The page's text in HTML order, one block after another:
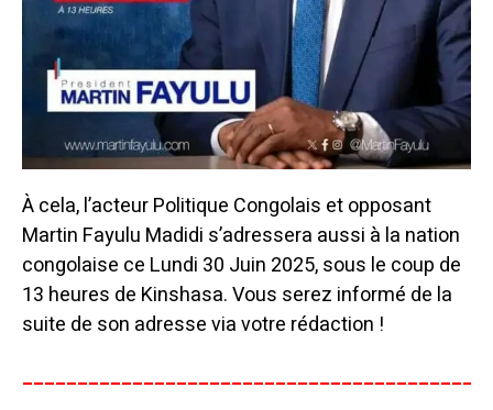
À cela, l’acteur Politique Congolais et opposant
Martin Fayulu Madidi s’adressera aussi à la nation
congolaise ce Lundi 30 Juin 2025, sous le coup de
13 heures de Kinshasa. Vous serez informé de la
suite de son adresse via votre rédaction !